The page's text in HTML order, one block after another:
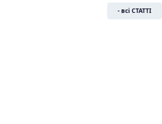
- всі СТАТТІ